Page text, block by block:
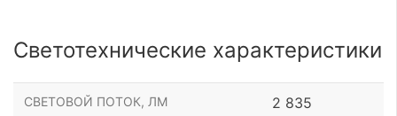
Светотехнические характеристики
СВЕТОВОЙ ПОТОК, ЛМ 2 835